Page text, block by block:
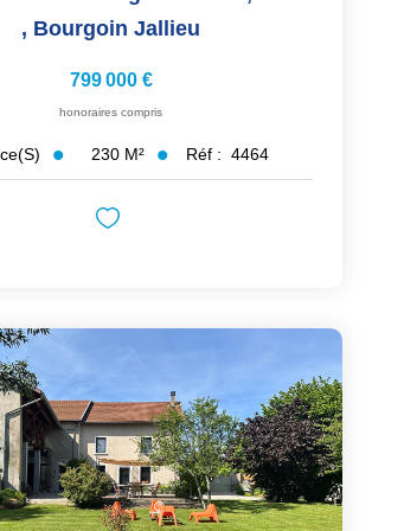
, Bourgoin Jallieu
799 000 €
honoraires compris
230 M² Réf : 4464